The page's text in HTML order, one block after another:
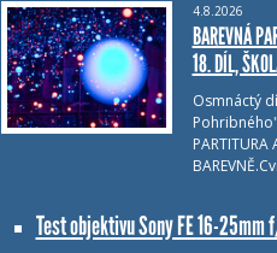
4.8.2026
BAREVNÁ
18. DÍL,
Osmnáctý
PARTITURA
Test objektivu Sony FE 16-25mm